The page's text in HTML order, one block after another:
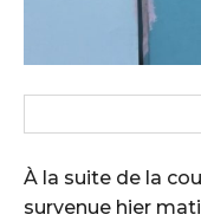
À la suite de la
survenue hier